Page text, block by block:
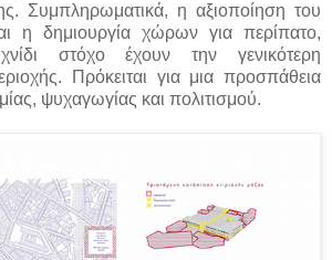
Συμπληρωματικά, η αξιοποίηση του
η δημιουργία χώρων για περίπατο,
στόχο έχουν την γενικότερη
Πρόκειται για μια προσπάθεια
ψυχαγωγίας και πολιτισμού.